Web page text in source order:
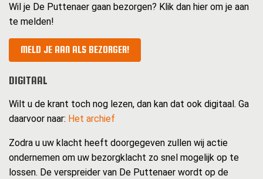
Wil je De Puttenaer gaan bezorgen? Klik dan hier om je aan
te melden!
MELD JE AAN ALS BEZORGER!
DIGITAAL
Wilt u de krant toch nog lezen, dan kan dat ook digitaal. Ga
daarvoor naar: Het archief
Zodra u uw klacht heeft doorgegeven zullen wij actie
ondernemen om uw bezorgklacht zo snel mogelijk op te
lossen. De verspreider van De Puttenaer wordt op de